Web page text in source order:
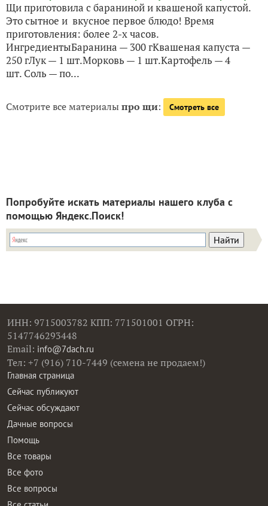
Щи приготовила с бараниной и квашеной капустой.
Это сытное и вкусное первое блюдо! Время
приготовления: более 2-х часов.
ИнгредиентыБаранина — 300 гКвашеная капуста —
250 гЛук — 1 шт.Морковь — 1 шт.Картофель — 4
шт. Соль — по...
Смотрите все материалыпро щи: Смотреть все
Попробуйте искать материалы нашего клуба с
помощью Яндекс.Поиск!
ИНН: 9715003782 КПП: 771501001 ОГРН:
5147746293448
Email: info@7dach.ru
Тел: +7 (916) 710-7449 (семена не продаем!)
Главная страница
Сейчас публикуют
Сейчас обсуждают
Дачные вопросы
Помощь
Все товары
Все фото
Все вопросы